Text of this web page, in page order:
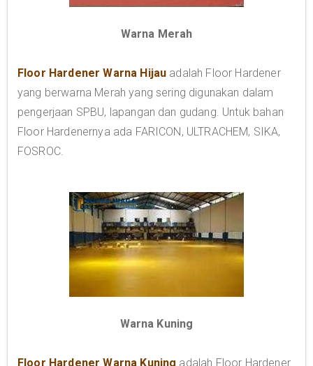
Warna Merah
Floor Hardener Warna Hijau adalah Floor Hardener
yang berwarna Merah yang sering digunakan dalam
pengerjaan SPBU, lapangan dan gudang. Untuk bahan
Floor Hardenernya ada FARICON, ULTRACHEM, SIKA,
FOSROC.
Warna Kuning
Floor Hardener Warna Kuning adalah Floor Hardener